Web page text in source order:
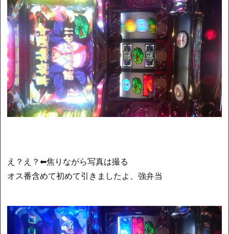
え？え？⬅焦りながら写真は撮る
オス番含めて初めて引きましたよ、強弁当